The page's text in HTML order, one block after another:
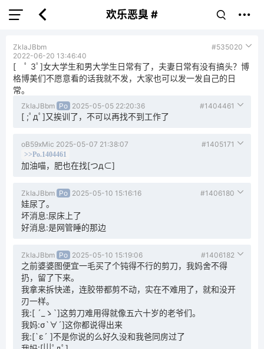
欢乐恶臭 #
ZkIaJBbm
#535020
2022-06-20 13:46:40
[ ﾟ 3ﾟ]女大学生和男大学生日常有了，夫妻日常有没有搞头？博
格博美们不愿意看的话我就不发，大家也可以发一发自己的日
常。
ZkIaJBbm Po 2025-05-05 22:20:36 #1404461
[ ;ﾟдﾟ]又挨训了，不可以再找不到工作了
oB59xMic 2025-05-07 21:38:07 #1405171
>>Po.1404461
加油喵，肥也在找[つд⊂]
ZkIaJBbm Po 2025-05-10 15:16:16 #1406180
娃尿了。
坏消息:尿床上了
好消息:是网管睡的那边
ZkIaJBbm Po 2025-05-10 15:19:06 #1406182
之前婆婆图便宜一毛买了个钝得不行的剪刀，我妈舍不得
扔，留了下来。
我拿来拆快递，连胶带都剪不动，实在不难用了，就和没开
刃一样。
我:[ ´_ゝ`]这剪刀难用得就像五六十岁的老爷们。
我妈:σ`∀´]这你都说得出来
我:[`ε´ ]不是你说的么好久没和我爸同房过了